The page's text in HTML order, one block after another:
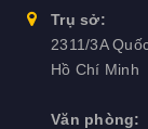
Nhóm khoáng
Nhóm Beta
Nhóm thảo dược
Trụ sở:
2311/3A
Hồ Chí Minh
Văn phòng: